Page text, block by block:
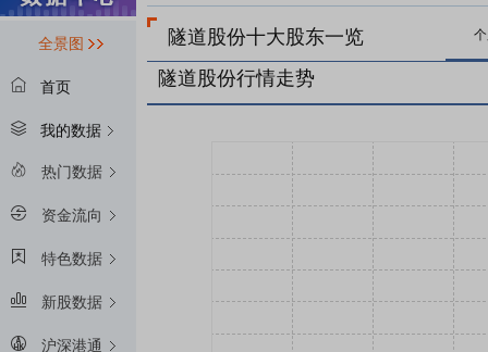
全景图
首页
我的数据
热门数据
资金流向
特色数据
新股数据
沪深港通
隧道股份十大股东一览
隧道股份行情走势